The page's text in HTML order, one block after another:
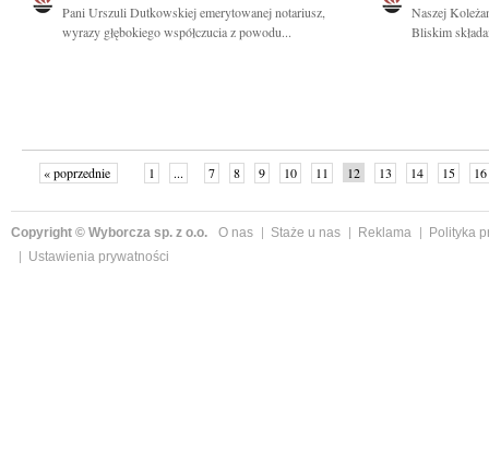
Pani Urszuli Dutkowskiej emerytowanej notariusz,
wyrazy głębokiego współczucia z powodu...
Naszej
Bliskim
« poprzednie 1 ... 7 8 9 10 11 12 13 14 15 16
Copyright © Wyborcza sp. z o.o. O nas Staże u nas Reklama
Polityka
Ustawienia prywatności